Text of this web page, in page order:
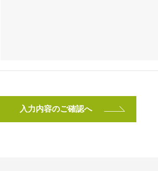
入力内容のご確認へ